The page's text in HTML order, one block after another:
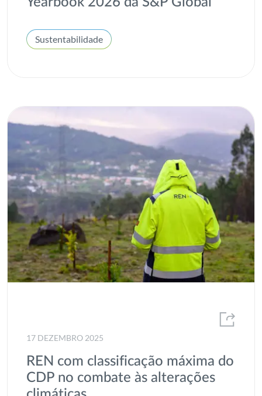
Sustentabilidade
17 DEZEMBRO 2025
REN com classificação máxima do
CDP no combate às alterações